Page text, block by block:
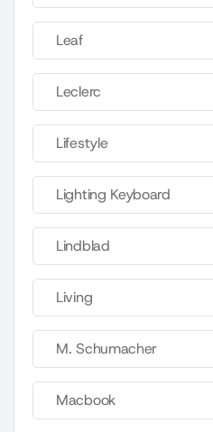
Leaf
Leclerc
Lifestyle
Lighting Keyboard
Lindblad
Living
M. Schumacher
Macbook